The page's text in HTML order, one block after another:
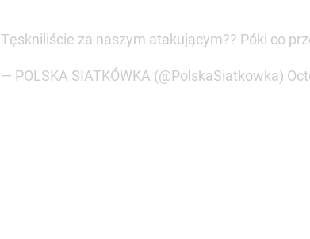
Tęskniliście za naszym atakującym?? Póki co
— POLSKA SIATKÓWKA (@PolskaSiatkowka)